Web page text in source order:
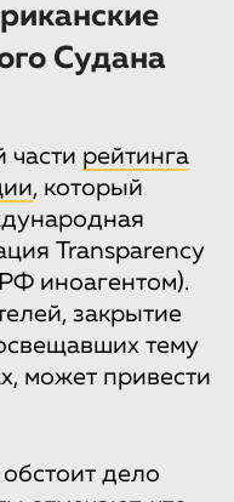
Судана
части рейтинга
, который
Transparency
иноагентом).
закрытие
тему
может привести
дело